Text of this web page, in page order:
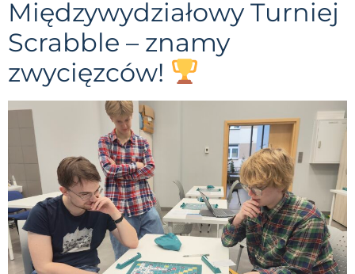
Międzywydziałowy Turniej
Scrabble – znamy
zwycięzców!